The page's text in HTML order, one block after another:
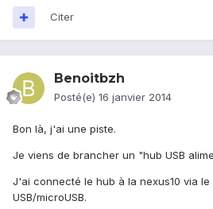
Citer
Benoitbzh
Posté(e) 16 janvier 2014
Bon là, j'ai une piste.
Je viens de brancher un "hub USB
J'ai connecté le hub à la nexus10 via
USB/microUSB.